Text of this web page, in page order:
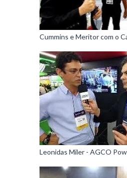
Cummins e Meritor com o
Leonidas Miler - AGCO